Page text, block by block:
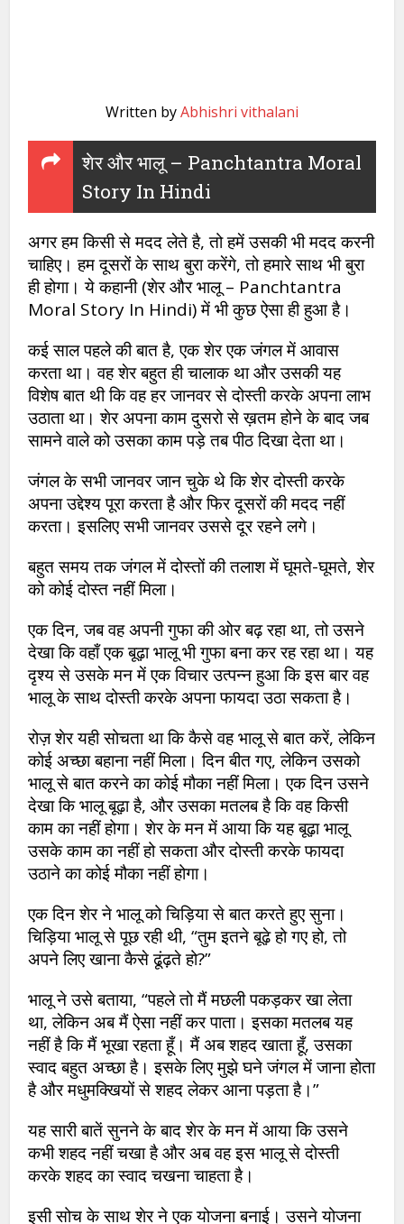
Written byAbhishri vithalani
शेर और भालू – Panchtantra Moral
Story In Hindi
अगर हम किसी से मदद लेते है, तो हमें उसकी भी मदद करनी
चाहिए। हम दूसरों के साथ बुरा करेंगे, तो हमारे साथ भी बुरा
ही होगा। ये कहानी (शेर और भालू – Panchtantra
Moral Story In Hindi) में भी कुछ ऐसा ही हुआ है।
कई साल पहले की बात है, एक शेर एक जंगल में आवास
करता था। वह शेर बहुत ही चालाक था और उसकी यह
विशेष बात थी कि वह हर जानवर से दोस्ती करके अपना लाभ
उठाता था। शेर अपना काम दुसरो से ख़तम होने के बाद जब
सामने वाले को उसका काम पड़े तब पीठ दिखा देता था।
जंगल के सभी जानवर जान चुके थे कि शेर दोस्ती करके
अपना उद्देश्य पूरा करता है और फिर दूसरों की मदद नहीं
करता। इसलिए सभी जानवर उससे दूर रहने लगे।
बहुत समय तक जंगल में दोस्तों की तलाश में घूमते-घूमते, शेर
को कोई दोस्त नहीं मिला।
एक दिन, जब वह अपनी गुफा की ओर बढ़ रहा था, तो उसने
देखा कि वहाँ एक बूढ़ा भालू भी गुफा बना कर रह रहा था। यह
दृश्य से उसके मन में एक विचार उत्पन्न हुआ कि इस बार वह
भालू के साथ दोस्ती करके अपना फायदा उठा सकता है।
रोज़ शेर यही सोचता था कि कैसे वह भालू से बात करें, लेकिन
कोई अच्छा बहाना नहीं मिला। दिन बीत गए, लेकिन उसको
भालू से बात करने का कोई मौका नहीं मिला। एक दिन उसने
देखा कि भालू बूढ़ा है, और उसका मतलब है कि वह किसी
काम का नहीं होगा। शेर के मन में आया कि यह बूढ़ा भालू
उसके काम का नहीं हो सकता और दोस्ती करके फायदा
उठाने का कोई मौका नहीं होगा।
एक दिन शेर ने भालू को चिड़िया से बात करते हुए सुना।
चिड़िया भालू से पूछ रही थी, “तुम इतने बूढ़े हो गए हो, तो
अपने लिए खाना कैसे ढूंढ़ते हो?”
भालू ने उसे बताया, “पहले तो मैं मछली पकड़कर खा लेता
था, लेकिन अब मैं ऐसा नहीं कर पाता। इसका मतलब यह
नहीं है कि मैं भूखा रहता हूँ। मैं अब शहद खाता हूँ, उसका
स्वाद बहुत अच्छा है। इसके लिए मुझे घने जंगल में जाना होता
है और मधुमक्खियों से शहद लेकर आना पड़ता है।”
यह सारी बातें सुनने के बाद शेर के मन में आया कि उसने
कभी शहद नहीं चखा है और अब वह इस भालू से दोस्ती
करके शहद का स्वाद चखना चाहता है।
इसी सोच के साथ शेर ने एक योजना बनाई। उसने योजना